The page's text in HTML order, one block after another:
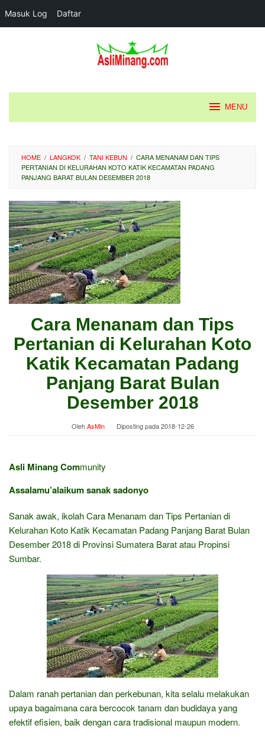
Masuk Log Daftar
MENU
HOME / LANGKOK / TANI KEBUN / CARA MENANAM DAN TIPS
PERTANIAN DI KELURAHAN KOTO KATIK KECAMATAN PADANG
PANJANG BARAT BULAN DESEMBER 2018
Cara Menanam dan Tips
Pertanian di Kelurahan Koto
Katik Kecamatan Padang
Panjang Barat Bulan
Desember 2018
OlehAsMin Diposting pada2018-12-26
Asli Minang Community
Assalamu’alaikum sanak sadonyo
Sanak awak, ikolah Cara Menanam dan Tips Pertanian di
Kelurahan Koto Katik Kecamatan Padang Panjang Barat Bulan
Desember 2018 di Provinsi Sumatera Barat atau Propinsi
Sumbar.
Dalam ranah pertanian dan perkebunan, kita selalu melakukan
upaya bagaimana cara bercocok tanam dan budidaya yang
efektif efisien, baik dengan cara tradisional maupun modern.